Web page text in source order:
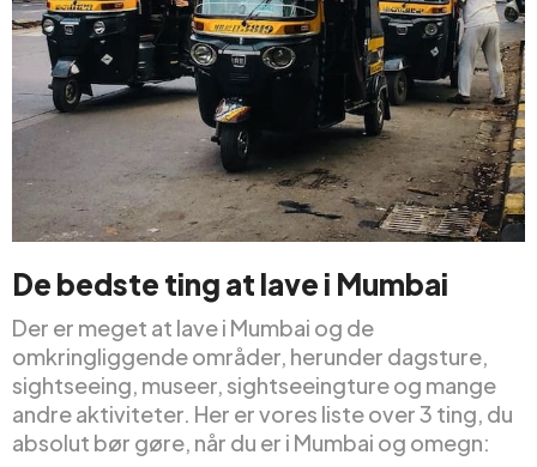
De bedste ting at lave i Mumbai
Der er meget at lave i Mumbai og de
omkringliggende områder, herunder dagsture,
sightseeing, museer, sightseeingture og mange
andre aktiviteter. Her er vores liste over 3 ting, du
absolut bør gøre, når du er i Mumbai og omegn: